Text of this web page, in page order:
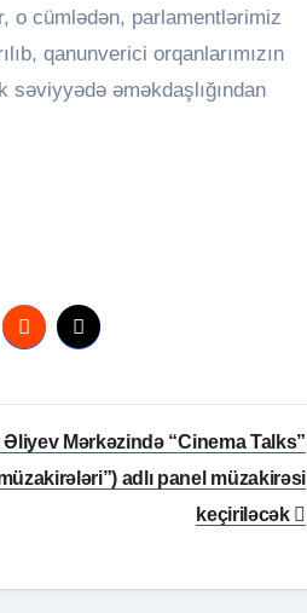
o cümlədən, parlamentlərimiz
qanunverici orqanlarımızın
əməkdaşlığından
Əliyev Mərkəzində “Cinema Talks”
adlı panel müzakirəsi
keçiriləcək